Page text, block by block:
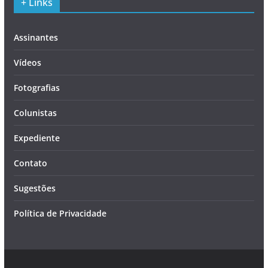
Assinantes
Vídeos
Fotografias
Colunistas
Expediente
Contato
Sugestões
Política de Privacidade